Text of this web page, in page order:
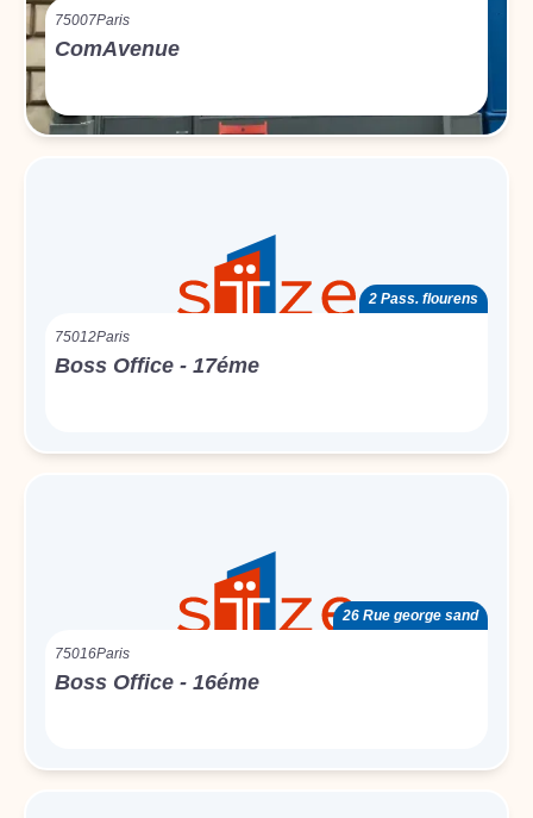
75007Paris
ComAvenue
2 Pass. flourens
75012Paris
Boss Office - 17éme
26 Rue george sand
75016Paris
Boss Office - 16éme